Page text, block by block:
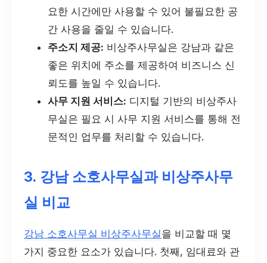
요한 시간에만 사용할 수 있어 불필요한 공
간 사용을 줄일 수 있습니다.
주소지 제공: 비상주사무실은 강남과 같은
좋은 위치에 주소를 제공하여 비즈니스 신
뢰도를 높일 수 있습니다.
사무 지원 서비스: 디지털 기반의 비상주사
무실은 필요 시 사무 지원 서비스를 통해 전
문적인 업무를 처리할 수 있습니다.
3. 강남 소호사무실과 비상주사무
실 비교
강남 소호사무실 비상주사무실을 비교할 때 몇
가지 중요한 요소가 있습니다. 첫째, 임대료와 관